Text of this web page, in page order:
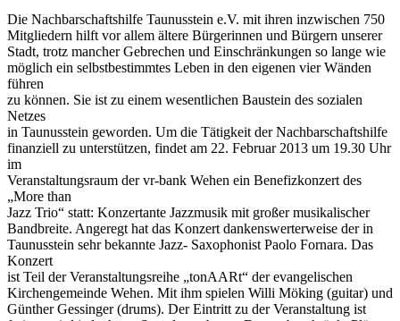
Die Nachbarschaftshilfe Taunusstein e.V. mit ihren inzwischen 750
Mitgliedern hilft vor allem ältere Bürgerinnen und Bürgern unserer
Stadt, trotz mancher Gebrechen und Einschränkungen so lange wie
möglich ein selbstbestimmtes Leben in den eigenen vier Wänden
führen
zu können. Sie ist zu einem wesentlichen Baustein des sozialen
Netzes
in Taunusstein geworden. Um die Tätigkeit der Nachbarschaftshilfe
finanziell zu unterstützen, findet am 22. Februar 2013 um 19.30 Uhr
im
Veranstaltungsraum der vr-bank Wehen ein Benefizkonzert des
„More than
Jazz Trio“ statt: Konzertante Jazzmusik mit großer musikalischer
Bandbreite. Angeregt hat das Konzert dankenswerterweise der in
Taunusstein sehr bekannte Jazz- Saxophonist Paolo Fornara. Das
Konzert
ist Teil der Veranstaltungsreihe „tonAARt“ der evangelischen
Kirchengemeinde Wehen. Mit ihm spielen Willi Möking (guitar) und
Günther Gessinger (drums). Der Eintritt zu der Veranstaltung ist